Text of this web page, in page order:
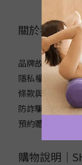
關於我們｜
品牌故事
隱私權政策
條款與細則
防詐騙宣導
預約體驗/自取
購物說明｜